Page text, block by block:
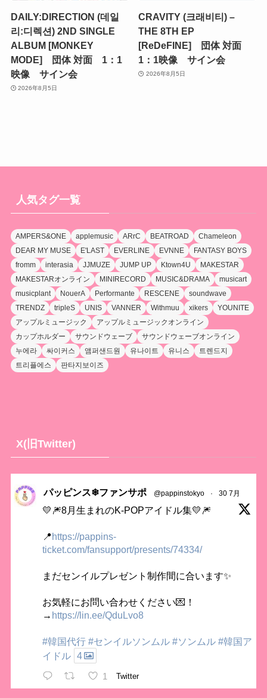
DAILY:DIRECTION (데일
리:디렉션) 2ND SINGLE
ALBUM [MONKEY
MODE] 団体 対面 1：1
映像 サイン会
2026年8月5日
CRAVITY (크래비티) –
THE 8TH EP
[ReDeFINE] 団体 対面
1：1映像 サイン会
2026年8月5日
人気タグ一覧
AMPERS&ONE applemusic ARrC BEATROAD
Chameleon
DEAR MY MUSE
E'LAST EVERLINE EVNNE
FANTASY BOYS
fromm
interasia JJMUZE JUMP UP Ktown4U
MAKESTAR
MAKESTARオンライン
MINIRECORD MUSIC&DRAMA
musicart
musicplant
NouerA Performante RESCENE
soundwave
TRENDZ
tripleS UNIS VANNER Withmuu xikers
YOUNITE
アップルミュージック
アップルミュージックオンライン
カップホルダー
サウンドウェーブ
サウンドウェーブオンライン
누에라
싸이커스 앰퍼샌드원 유나이트 유니스
트렌드지
트리플에스
판타지보이즈
X(旧Twitter)
パッピンス❄ファンサポ @pappinstokyo · 30 7月
💛🎆8月生まれのK-POPアイドル集💛🎆
📍https://pappins-
ticket.com/fansupport/presents/74334/
まだセンイルプレゼント制作間に合います✨
お気軽にお問い合わせください💌！
→ https://lin.ee/QduLvo8
#韓国代行 #センイルソンムル #ソンムル #韓国ア
イドル 4
1 Twitter